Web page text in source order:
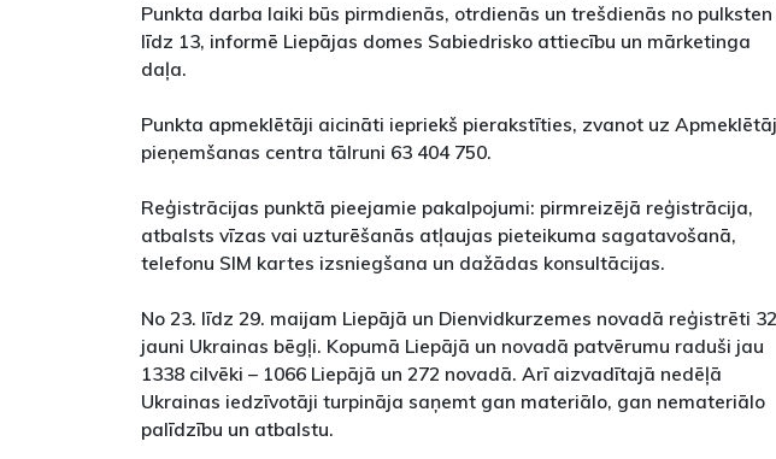
Punkta darba laiki būs pirmdienās, otrdienās un trešdienās no pulksten
līdz 13, informē Liepājas domes Sabiedrisko attiecību un mārketinga
daļa.
Punkta apmeklētāji aicināti iepriekš pierakstīties, zvanot uz
pieņemšanas centra tālruni 63 404 750.
Reģistrācijas punktā pieejamie pakalpojumi: pirmreizējā reģistrācija,
atbalsts vīzas vai uzturēšanās atļaujas pieteikuma sagatavošanā,
telefonu SIM kartes izsniegšana un dažādas konsultācijas.
No 23. līdz 29. maijam Liepājā un Dienvidkurzemes novadā reģistrēti 32
jauni Ukrainas bēgļi. Kopumā Liepājā un novadā patvērumu raduši jau
1338 cilvēki – 1066 Liepājā un 272 novadā. Arī aizvadītajā nedēļā
Ukrainas iedzīvotāji turpināja saņemt gan materiālo, gan nemateriālo
palīdzību un atbalstu.